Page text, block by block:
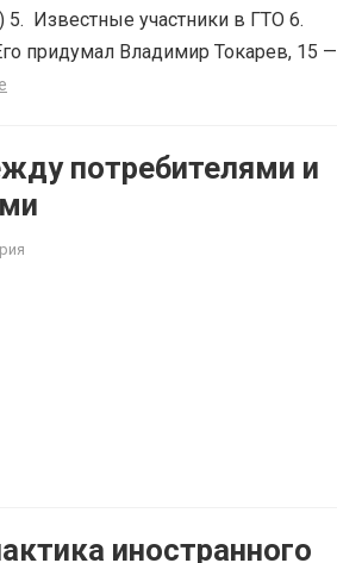
Известные участники в ГТО 6.
придумал Владимир Токарев, 15 —
потребителями и
иностранного